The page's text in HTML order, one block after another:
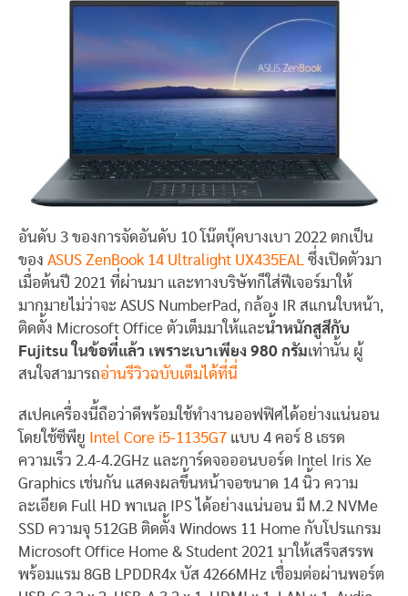
อันดับ 3 ของการจัดอันดับ 10 โน๊ตบุ๊คบางเบา 2022 ตกเป็น
ของ ASUS ZenBook 14 Ultralight UX435EAL
ซึ่งเปิดตัวมา
เมื่อต้นปี 2021 ที่ผ่านมา และทางบริษัทก็ใส่ฟีเจอร์มาให้
มากมายไม่ว่าจะ ASUS NumberPad, กล้อง IR สแกนใบหน้า,
ติดตั้ง Microsoft Office ตัวเต็มมาให้และน้ำหนักสูสีกับ
Fujitsu ในข้อที่แล้ว เพราะเบาเพียง 980 กรัมเท่านั้น ผู้
สนใจสามารถอ่านรีวิวฉบับเต็มได้ที่นี่
สเปคเครื่องนี้ถือว่าดีพร้อมใช้ทำงานออฟฟิศได้อย่างแน่นอน
โดยใช้ซีพียู
Intel Core i5-1135G7 แบบ 4 คอร์ 8 เธรด
ความเร็ว 2.4-4.2GHz และการ์ดจอออนบอร์ด Intel Iris Xe
Graphics เช่นกัน แสดงผลขึ้นหน้าจอขนาด 14 นิ้ว ความ
ละเอียด Full HD พาเนล IPS ได้อย่างแน่นอน มี M.2 NVMe
SSD ความจุ 512GB ติดตั้ง Windows 11 Home กับโปรแกรม
Microsoft Office Home & Student 2021 มาให้เสร็จสรรพ
พร้อมแรม 8GB LPDDR4x บัส 4266MHz เชื่อมต่อผ่านพอร์ต